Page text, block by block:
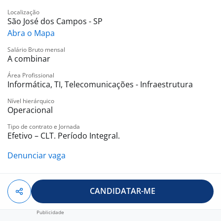
• Vivência na área de Infraestrutura e Redes
Benefícios:
-. Desconto no pacote de Internet
-. Vale-transporte
-. Telemedicina
-. Convênio Sesi
-. App Skello (e-book e livros digitais)
-. Empresa Cidadã
-. Seguro de Vida
-. Assistência odontológica
-. Vale Refeição ou Vale Alimentação
-. Participação nos lucros
-. Assistência médica (com coparticipação)
Localização
São José dos Campos - SP
Abra o Mapa
Salário Bruto mensal
A combinar
Área Profissional
Informática, TI, Telecomunicações - Infraestrutura
Nível hierárquico
Operacional
Tipo de contrato e Jornada
Efetivo – CLT. Período Integral.
Denunciar vaga
CANDIDATAR-ME